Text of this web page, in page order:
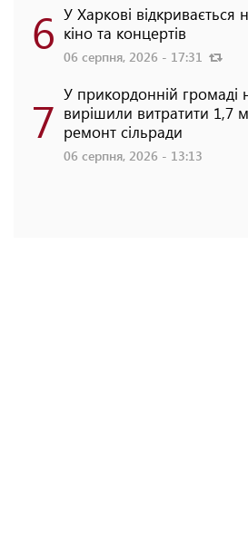
6 У Харкові відкривається
кіно та концертів
06 серпня, 2026 - 17:31
7 У прикордонній громаді
вирішили витратити 1,7
ремонт сільради
06 серпня, 2026 - 13:13